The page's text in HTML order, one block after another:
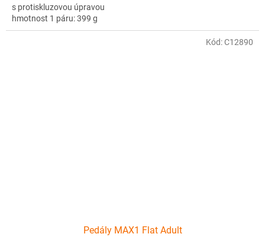
s protiskluzovou úpravou
hmotnost 1 páru: 399 g
Pedály MAX1 Flat Adult
Kód:C12890